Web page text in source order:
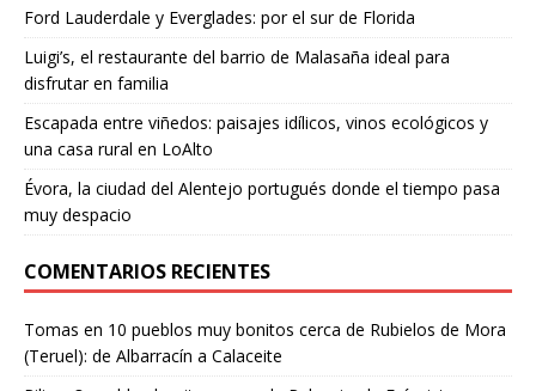
Ford Lauderdale y Everglades: por el sur de Florida
Luigi’s, el restaurante del barrio de Malasaña ideal para
disfrutar en familia
Escapada entre viñedos: paisajes idílicos, vinos ecológicos y
una casa rural en LoAlto
Évora, la ciudad del Alentejo portugués donde el tiempo pasa
muy despacio
COMENTARIOS RECIENTES
Tomas en 10 pueblos muy bonitos cerca de Rubielos de Mora
(Teruel): de Albarracín a Calaceite